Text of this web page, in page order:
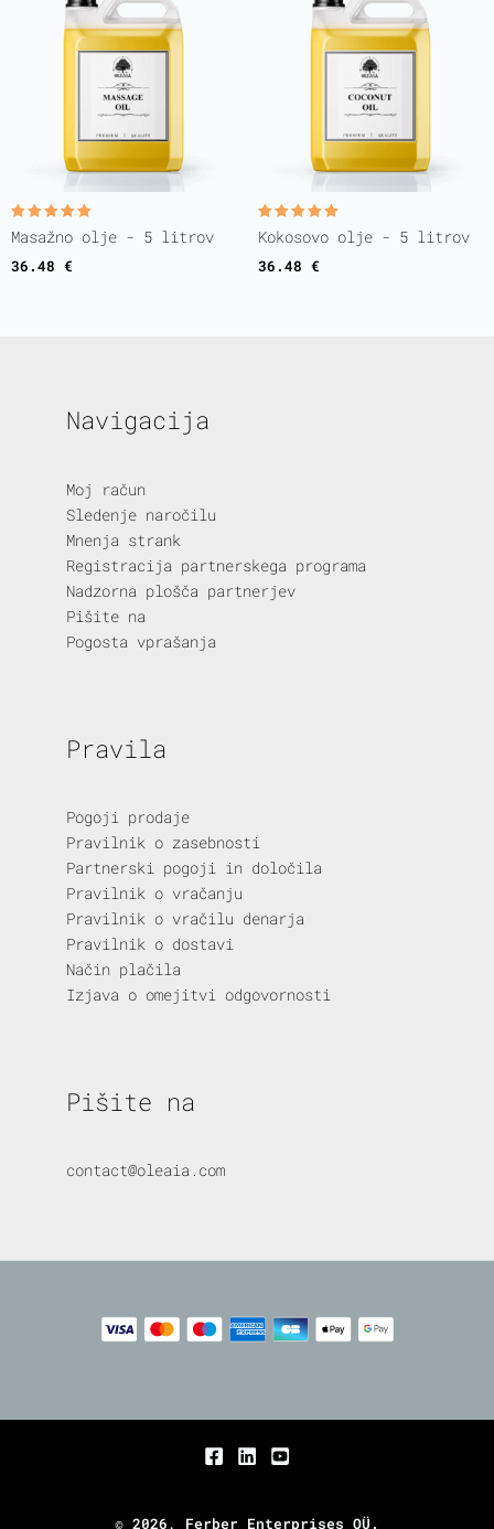
Ocenjeno
5.00
Masažno olje - 5 litrov
36.48 €
Ocenjeno
5.00
Kokosovo olje - 5 litrov
36.48 €
Navigacija
Moj račun
Sledenje naročilu
Mnenja strank
Registracija partnerskega programa
Nadzorna plošča partnerjev
Pišite na
Pogosta vprašanja
Pravila
Pogoji prodaje
Pravilnik o zasebnosti
Partnerski pogoji in določila
Pravilnik o vračanju
Pravilnik o vračilu denarja
Pravilnik o dostavi
Način plačila
Izjava o omejitvi odgovornosti
Pišite na
contact@oleaia.com
© 2026, Ferber Enterprises OÜ.